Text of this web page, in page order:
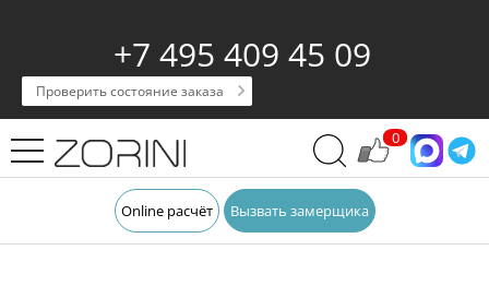
+7 495 409 45 09
Проверить состояние заказа
0
Online расчёт Вызвать замерщика